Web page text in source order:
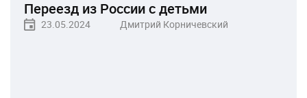
Переезд из России с детьми
23.05.2024 Дмитрий Корничевский